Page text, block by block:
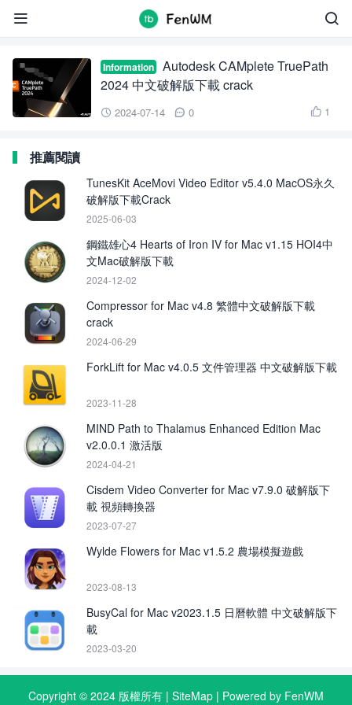

 CAMplete TruePath 2024
Information
Autodesk CAMplete TruePath
2024 中文破解版下載 crack
 2024-07-14  0  1
推薦閱讀
TunesKit AceMovi Video Editor v5.4.0 MacOS永久
破解版下載Crack
2025-06-03
鋼鐵雄心4 Hearts of Iron IV for Mac v1.15 HOI4中
文Mac破解版下載
2024-12-02
Compressor for Mac v4.8 繁體中文破解版下載
crack
2024-06-29
ForkLift for Mac v4.0.5 文件管理器 中文破解版下載
2023-11-28
MIND Path to Thalamus Enhanced Edition Mac
v2.0.0.1 激活版
2024-04-21
Cisdem Video Converter for Mac v7.9.0 破解版下
載 視頻轉換器
2023-07-27
Wylde Flowers for Mac v1.5.2 農場模擬遊戲
2023-08-13
BusyCal for Mac v2023.1.5 日曆軟體 中文破解版下
載
2023-03-20
Copyright © 2024 版權所有 | SiteMap | Powered by FenWM